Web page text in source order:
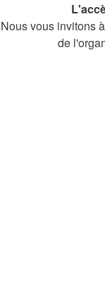
Nous vous invitons
de